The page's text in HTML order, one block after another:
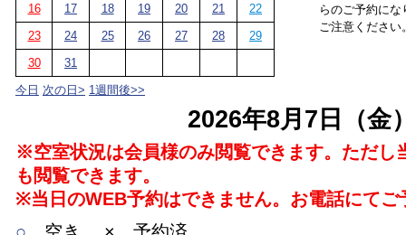
らのご予約にな
ご注意ください
16
17 18 19 20 21
22
23
24 25 26 27 28
29
30
31
今日 次の日> 1週間後>>
2026年8月7日（金
※空室状況は会員様のみ閲覧できます。ただし
も閲覧できます。
※当日のWEB予約はできません。お電話にてご